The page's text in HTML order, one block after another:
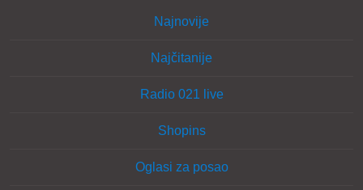
Najnovije
Najčitanije
Radio 021 live
Shopins
Oglasi za posao